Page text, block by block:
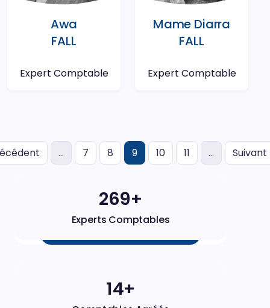
Awa
FALL
Expert Comptable
Mame Diarra
FALL
Expert Comptable
… 7 8 9(actuel)
10 11 … Suivant
271+
Experts Comptables
14+